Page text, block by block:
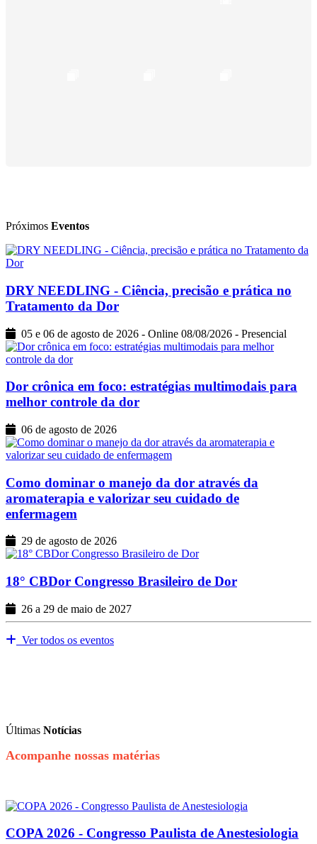
Próximos Eventos
DRY NEEDLING - Ciência, precisão e prática no
Tratamento da Dor
05 e 06 de agosto de 2026 - Online 08/08/2026 - Presencial
Dor crônica em foco: estratégias multimodais para
melhor controle da dor
06 de agosto de 2026
Como dominar o manejo da dor através da
aromaterapia e valorizar seu cuidado de
enfermagem
29 de agosto de 2026
18° CBDor Congresso Brasileiro de Dor
26 a 29 de maio de 2027
Ver todos os eventos
Últimas Notícias
Acompanhe nossas matérias
COPA 2026 - Congresso Paulista de Anestesiologia